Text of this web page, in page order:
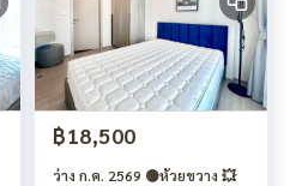
฿18,500
ว่าง ก.ค. 2569 🟡ห้วยขวาง 💥